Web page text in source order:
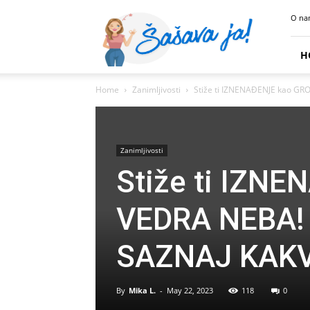
Ja
O
Home Zanimljivosti Stiže ti IZNENAĐENJE kao
Zanimljivosti
Stiže ti
VEDRA
SAZNAJ
By Mika L. - May 22, 2023 118 0